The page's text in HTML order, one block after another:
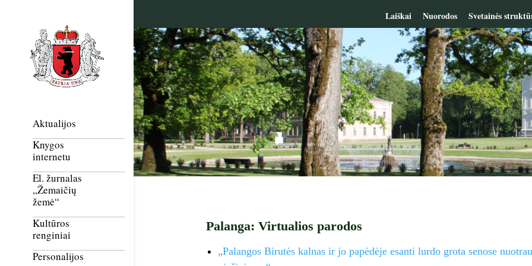
Laiškai Nuorodos Svetainės
Aktualijos
Knygos
internetu
El. žurnalas
„Žemaičių
žemė“
Kultūros
renginiai
Personalijos
Palanga: Virtualios parodos
„Palangos Birutės kalnas ir jo papėdėje esanti lurdo grota senose